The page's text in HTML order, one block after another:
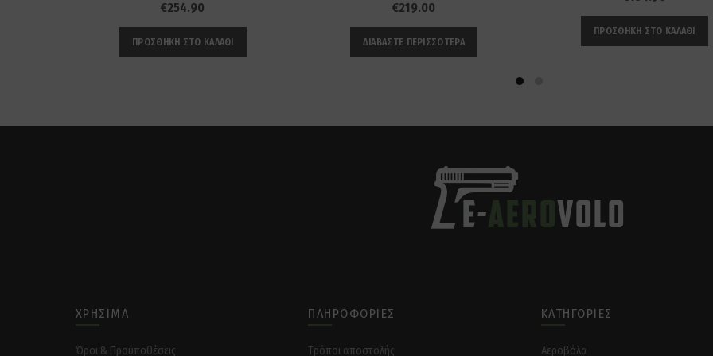
€254.90
ΠΡΟΣΘΉΚΗ ΣΤΟ ΚΑΛΆΘΙ
€219.00
ΔΙΑΒΆΣΤΕ ΠΕΡΙΣΣΌΤΕΡΑ
ΠΡΟΣΘΉΚΗ ΣΤΟ ΚΑΛΆΘΙ
ΧΡΉΣΙΜΑ
Όροι & Προϋποθέσεις
ΠΛΗΡΟΦΟΡΊΕΣ
Tρόποι αποστολής
ΚΑΤΗΓΟΡΊΕΣ
Αεροβόλα